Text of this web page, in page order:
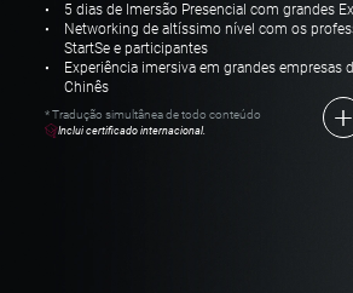
5 dias de Imersão Presencial com grandes
Networking de altíssimo nível com os
StartSe e participantes
Experiência imersiva em grandes empresas
Chinês
* Tradução simultânea de todo conteúdo
Inclui certificado internacional.